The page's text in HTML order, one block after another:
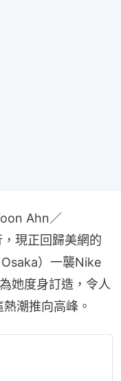
Ahn／
現正回歸美網的
）一襲Nike
她度身訂造，令人
潮推向高峰。